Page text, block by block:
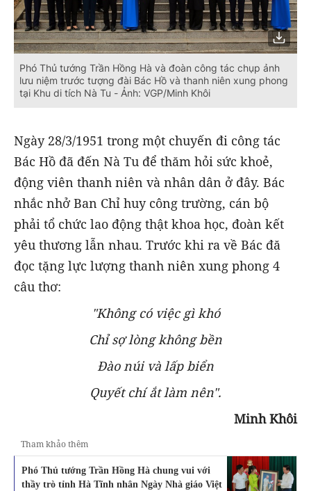
Phó Thủ tướng Trần Hồng Hà và đoàn công tác chụp ảnh
lưu niệm trước tượng đài Bác Hồ và thanh niên xung phong
tại Khu di tích Nà Tu - Ảnh: VGP/Minh Khôi
Ngày 28/3/1951 trong một chuyến đi công tác
Bác Hồ đã đến Nà Tu để thăm hỏi sức khoẻ,
động viên thanh niên và nhân dân ở đây. Bác
nhắc nhở Ban Chỉ huy công trường, cán bộ
phải tổ chức lao động thật khoa học, đoàn kết
yêu thương lẫn nhau. Trước khi ra về Bác đă
đọc tặng lực lượng thanh niên xung phong 4
câu thơ:
"Không có việc gì khó
Chỉ sợ lòng không bền
Đào núi và lấp biển
Quyết chí ắt làm nên".
Minh Khôi
Tham khảo thêm
Phó Thủ tướng Trần Hồng Hà chung vui với
thầy trò tỉnh Hà Tĩnh nhân Ngày Nhà giáo Việt